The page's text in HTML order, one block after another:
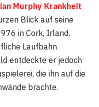
Murphy Krankheit
Blick auf seine
in Cork, Irland,
Laufbahn
entdeckte er jedoch
die ihn auf die
brachte.